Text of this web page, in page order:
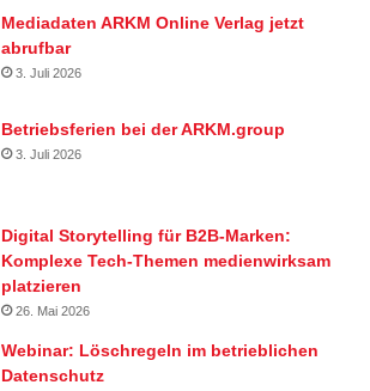
Mediadaten ARKM Online Verlag jetzt
abrufbar
3. Juli 2026
Betriebsferien bei der ARKM.group
3. Juli 2026
Digital Storytelling für B2B-Marken:
Komplexe Tech-Themen medienwirksam
platzieren
26. Mai 2026
Webinar: Löschregeln im betrieblichen
Datenschutz